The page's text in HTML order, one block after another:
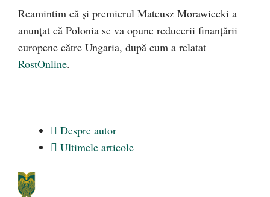
Reamintim că și premierul Mateusz Morawiecki a
anunțat că Polonia se va opune reducerii finanțării
europene către Ungaria, după cum a relatat
RostOnline.
Despre autor
Ultimele articole